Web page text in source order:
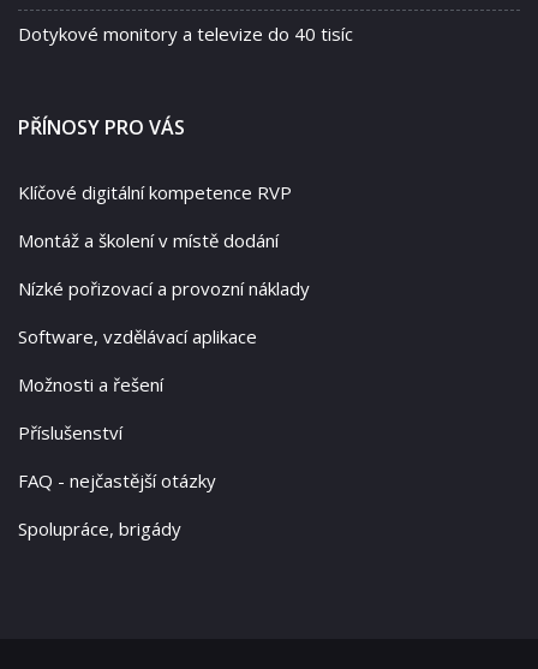
Dotykové monitory a televize do 40 tisíc
PŘÍNOSY PRO VÁS
Klíčové digitální kompetence RVP
Montáž a školení v místě dodání
Nízké pořizovací a provozní náklady
Software, vzdělávací aplikace
Možnosti a řešení
Příslušenství
FAQ - nejčastější otázky
Spolupráce, brigády